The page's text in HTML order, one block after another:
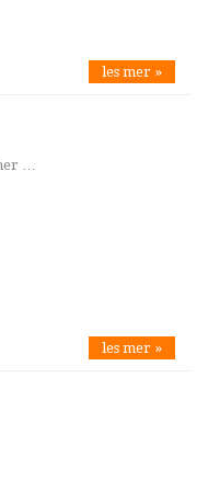
les mer »
…
les mer »